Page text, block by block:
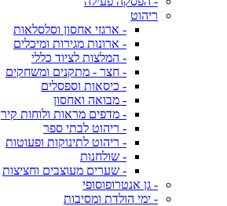
ריהוט
- ארגזי אחסון וסלסלאות
- ארונות מגירות ומיכלים
- המלצות לציוד כללי
- חצר - מתקנים ומשחקים
- כיסאות וספסלים
- מבואה ואחסון
- מדפים מראות ולוחות קיר
- ריהוט לבתי ספר
- ריהוט לתינוקות ופעוטות
- שולחנות
- שערים מעוצבים וחציצות
- גן אנטרופוסופי
- ימי הולדת ומסיבות